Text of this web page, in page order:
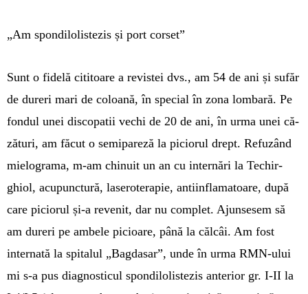
„Am spondilolistezis și port corset”
Sunt o fidelă cititoare a revistei dvs., am 54 de ani și sufăr
de dureri mari de coloană, în special în zona lombară. Pe
fondul unei discopatii vechi de 20 de ani, în urma unei că­
zături, am făcut o semi­pareză la pi­ciorul drept. Refuzând
mielograma, m-am chi­nuit un an cu internări la Techir­
ghiol, acu­punctură, laseroterapie, antiinfla­ma­toare, după
care piciorul și-a revenit, dar nu com­plet. Ajun­sesem să
am dureri pe ambele picioare, până la călcâi. Am fost
internată la spitalul „Bag­dasar”, unde în urma RMN-ului
mi s-a pus diagnosticul spondilolistezis ante­rior gr. I-II la